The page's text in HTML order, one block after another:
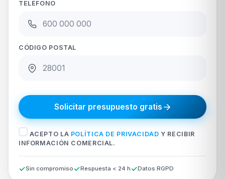
TELÉFONO
CÓDIGO POSTAL
Solicitar presupuesto gratis
ACEPTO LA POLÍTICA DE PRIVACIDAD Y RECIBIR
INFORMACIÓN COMERCIAL.
Sin compromiso Respuesta < 24 h Datos RGPD